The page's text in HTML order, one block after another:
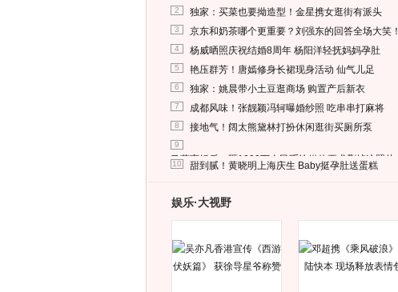
2 独家：买菜也要拗造型！金星携女逛街有派头
3 京东和奶茶哪个更重要？刘强东的回答全场大笑！
4 杨威晒照庆祝结婚8周年 杨阳洋轻抚妈妈孕肚
5 艳压群芳！唐嫣修身长裙现身活动 仙气儿足
6 独家：姚晨带小土豆逛商场 购置产后新衣
7 成都风味！张靓颖冯轲曝婚纱照 吃串串打麻将
8 接地气！阔太熊黛林打扮休闲逛街买厕所泵
9
马蓉离婚后，砸1000万人民币给媒体要求删掉这照片
10 甜到腻！黄晓明上海庆生 Baby挺孕肚送蛋糕
娱乐·大视野